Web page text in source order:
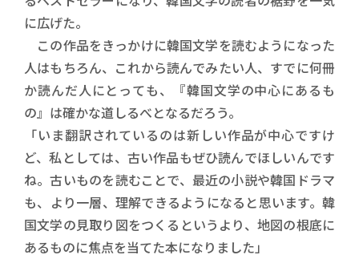
に広げた。
この作品をきっかけに韓国文学を読むようになった
人はもちろん、これから読んでみたい人、すでに何冊
か読んだ人にとっても、『韓国文学の中心にあるも
の』は確かな道しるべとなるだろう。
「いま翻訳されているのは新しい作品が中心ですけ
ど、私としては、古い作品もぜひ読んでほしいんです
ね。古いものを読むことで、最近の小説や韓国ドラマ
も、より一層、理解できるようになると思います。韓
国文学の見取り図をつくるというより、地図の根底に
あるものに焦点を当てた本になりました」